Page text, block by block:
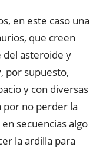
en este caso una
que creen
del asteroide y
por supuesto,
y con diversas
por no perder la
secuencias algo
la ardilla para